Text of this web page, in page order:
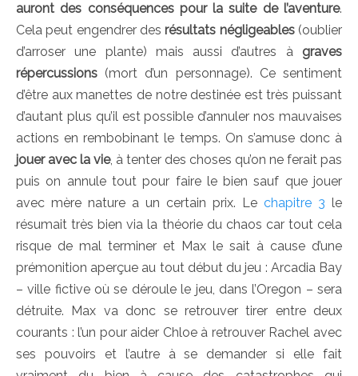
auront des conséquences pour la suite de l’aventure.
Cela peut engendrer desrésultats négligeables(oublier
d’arroser une plante) mais aussi d’autres à graves
répercussions (mort d’un personnage). Ce sentiment
d’être aux manettes de notre destinée est très puissant
d’autant plus qu’il est possible d’annuler nos mauvaises
actions en rembobinant le temps. On s’amuse donc à
jouer avec la vie, à tenter des choses qu’on ne ferait pas
puis on annule tout pour faire le bien sauf que jouer
avec mère nature a un certain prix. Le chapitre 3 le
résumait très bien via la théorie du chaos car tout cela
risque de mal terminer et Max le sait à cause d’une
prémonition aperçue au tout début du jeu : Arcadia Bay
– ville fictive où se déroule le jeu, dans l’Oregon – sera
détruite. Max va donc se retrouver tirer entre deux
courants : l’un pour aider Chloe à retrouver Rachel avec
ses pouvoirs et l’autre à se demander si elle fait